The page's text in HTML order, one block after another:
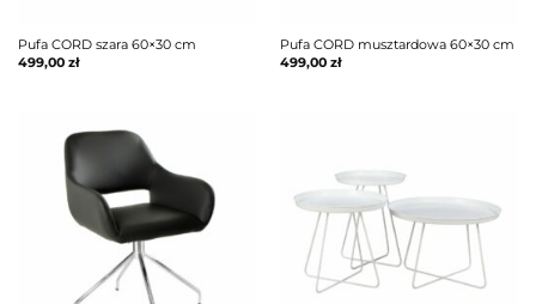
Pufa CORD szara 60×30 cm
499,00 zł
Pufa CORD musztardowa 60×30 cm
499,00 zł